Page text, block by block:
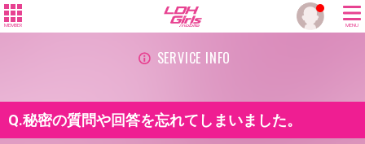
MEMBER MENU
SERVICE INFO
Q.秘密の質問や回答を忘れてしまいました。